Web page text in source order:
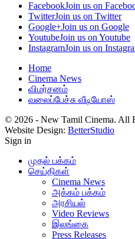
FacebookJoin us on
TwitterJoin us on Twitter
Google+Join us on Google
YoutubeJoin us on Youtube
InstagramJoin us on
Home
Cinema News
விமர்சனம்
வலைப்பேச்சு வீடியோஸ்
© 2026 - New Tamil Cinema. All
Website Design: BetterStudio
Sign in
முதல் பக்கம்
செய்திகள்
Cinema News
அக்கம் பக்கம்
அரசியல்
Video Reviews
இலங்கை
Press Releases